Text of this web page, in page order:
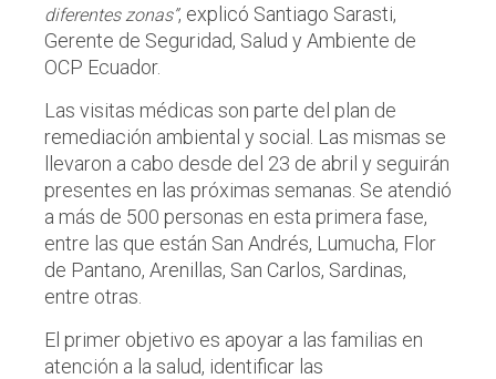
diferentes zonas”, explicó Santiago Sarasti,
Gerente de Seguridad, Salud y Ambiente de
OCP Ecuador.
Las visitas médicas son parte del plan de
remediación ambiental y social. Las mismas se
llevaron a cabo desde del 23 de abril y seguirán
presentes en las próximas semanas. Se atendió
a más de 500 personas en esta primera fase,
entre las que están San Andrés, Lumucha, Flor
de Pantano, Arenillas, San Carlos, Sardinas,
entre otras.
El primer objetivo es apoyar a las familias en
atención a la salud, identificar las